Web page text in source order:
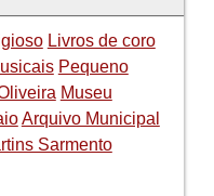
Livros de coro
Pequeno
Museu
Arquivo Municipal
Sarmento